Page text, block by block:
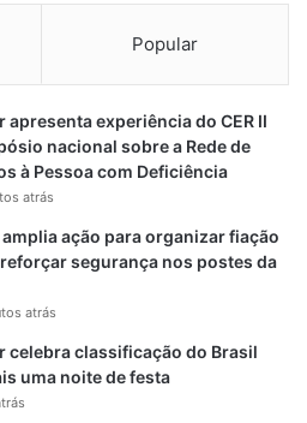
Popular
apresenta experiência do CER II
nacional sobre a Rede de
à Pessoa com Deficiência
atrás
ação para organizar fiação
reforçar segurança nos postes da
atrás
celebra classificação do Brasil
uma noite de festa